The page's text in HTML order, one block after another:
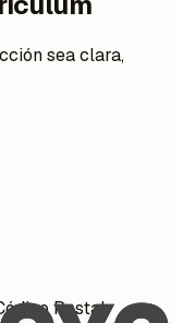
sea clara,
Postal